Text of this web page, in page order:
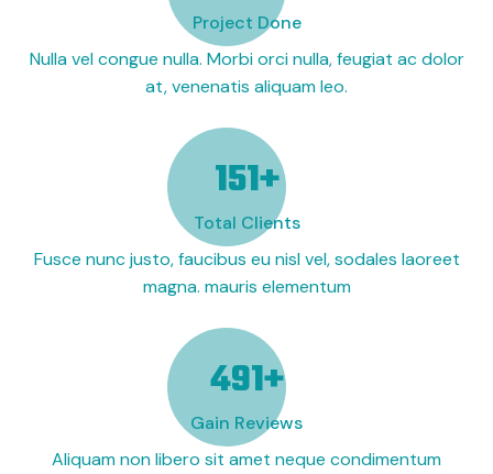
Project Done
Nulla vel congue nulla. Morbi orci nulla, feugiat ac dolor
at, venenatis aliquam leo.
190+
Total Clients
Fusce nunc justo, faucibus eu nisl vel, sodales laoreet
magna. mauris elementum
619+
Gain Reviews
Aliquam non libero sit amet neque condimentum